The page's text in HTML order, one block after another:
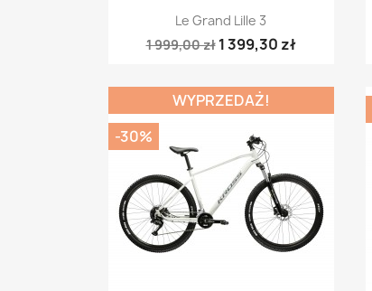
Szybki podgląd
Le Grand Lille 3
1 999,00 zł 1 399,30 zł
WYPRZEDAŻ!
-30%